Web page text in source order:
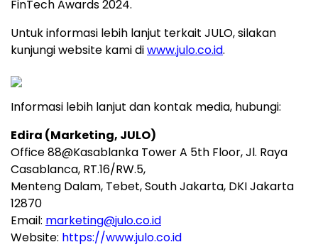
FinTech Awards 2024.
Untuk informasi lebih lanjut terkait JULO, silakan
kunjungi website kami diwww.julo.co.id.
Informasi lebih lanjut dan kontak media, hubungi:
Edira (Marketing, JULO)
Office 88@Kasablanka Tower A 5th Floor, Jl. Raya
Casablanca, RT.16/RW.5,
Menteng Dalam, Tebet, South Jakarta, DKI Jakarta
12870
Email: marketing@julo.co.id
Website: https://www.julo.co.id